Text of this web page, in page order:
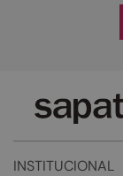
INSTITUCIONAL